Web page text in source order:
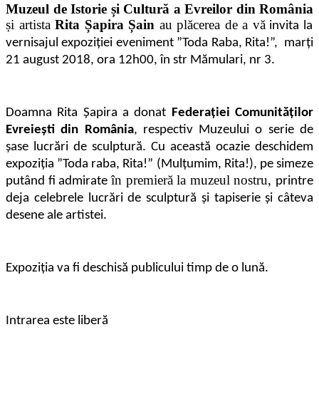
Muzeul de Istorie și Cultură a Evreilor din România
și artista Rita Șapira Șain au plăcerea de a văinvita la
vernisajul expoziției eveniment ”Toda Raba, Rita!”, marți
21 august 2018, ora 12h00, în str Mămulari, nr 3.
Doamna Rita Șapira a donat Federației Comunităților
Evreiești din România, respectiv Muzeului o serie de
șase lucrări de sculptură. Cu această ocazie deschidem
expoziția ”Toda raba, Rita!” (Mulțumim, Rita!), pe simeze
putând fi admirateîn premieră la muzeul nostru, printre
deja celebrele lucrări de sculptură și tapiserie și câteva
desene ale artistei.
Expoziția va fi deschisă publicului timp de o lună.
Intrarea este liberă